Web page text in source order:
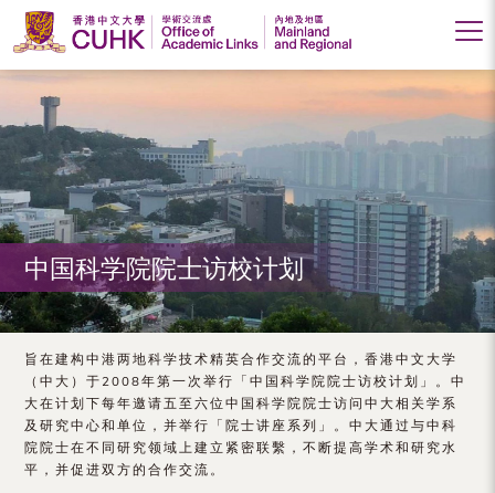
香
港
中
文
大
学
学
术
交
流
处
中国科学院院士访校计划
旨在建构中港两地科学技术精英合作交流的平台，香港中文大学
（中大）于2008年第一次举行「中国科学院院士访校计划」。中
大在计划下每年邀请五至六位中国科学院院士访问中大相关学系
及研究中心和单位，并举行「院士讲座系列」。中大通过与中科
院院士在不同研究领域上建立紧密联繫，不断提高学术和研究水
平，并促进双方的合作交流。